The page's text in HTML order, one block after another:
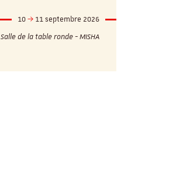
10
11 septembre 2026
Salle de la table ronde - MISHA